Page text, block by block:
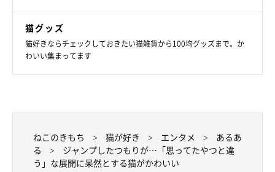
猫グッズ
猫好きならチェックしておきたい猫雑貨から100均グッズまで。か
わいい集まってます
ねこのきもち 猫が好き エンタメ
あるあ
る
ジャンプしたつもりが…「思ってたやつと違
う」な展開に呆然とする猫がかわいい